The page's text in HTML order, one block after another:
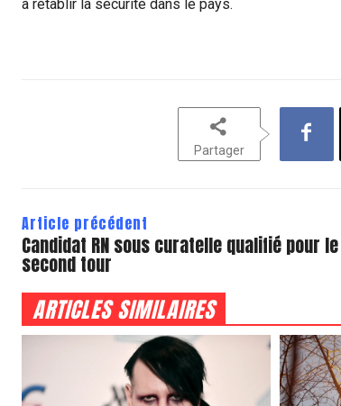
à rétablir la sécurité dans le pays.
Partager
Article précédent
Candidat RN sous curatelle qualifié pour le
second tour
ARTICLES SIMILAIRES